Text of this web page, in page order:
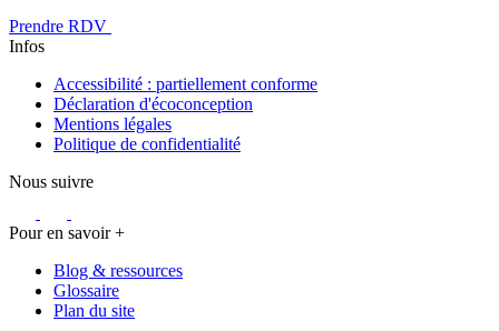
Prendre RDV
Infos
Accessibilité : partiellement conforme
Déclaration d'écoconception
Mentions légales
Politique de confidentialité
Nous suivre
Pour en savoir +
Blog & ressources
Glossaire
Plan du site